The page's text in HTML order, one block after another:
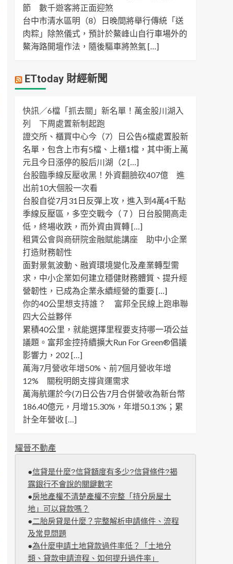
節 數千遊客將正面迎煞
台中市清水區明（8）日晚間將舉行傳統「送
肉粽」除煞儀式，預計於鰲峰山自行車場外的
鰲海路開壇作法，隨後驅車將煞氣 […]
ETtoday 財經新聞
快訊／6檔「抓去關」新名單！萬金股川湖入
列 下周處置新制起跑
證交所、櫃買中心今（7）日公告6檔處置股新
名單，包含上市有5檔、上櫃1檔，其中衝上萬
元且今日漲停的股后川湖（2 […]
台股臨季線反壓收黑！外資翻臉砍407億 進
出前10大個股一次看
台股自從7月31日反彈上攻，進入到4萬4千點
季線反壓區，多空交戰今（７）日台股開高走
低，終場收跌，而外資由買轉 […]
租賃公會與商研院金融賦能講座 助中小企業
打造財務韌性
面對景氣波動、融資環境變化及產業轉型需
求，中小企業如何建立穩健財務體質、提升經
營韌性，已成為企業永續經營的重要 […]
你的40公里想支持誰？ 富邦全民線上跑串聯
四大公益夥伴
累積40公里，就能選擇里程要支持哪一項公益
議題。富邦金控持續擴大Run For Green®倡議
影響力，202 […]
萬海7月營收年增50%、前7個月營收年增
12% 關稅明朗支撐貨運需求
萬海航運於今(7)日公告7月合併營收為新台幣
186.40億元，月增15.30%，年增50.13%；累
計全年營收 […]
耀晉不動產
●信貸是什麼?信貸額度有多少?信貸條件?揭
露銀行不會說的關鍵數字
●房地產權不清楚產權不完整「持分房屋土
地」可以貸款嗎？
●二胎房貸是什麼？完整解析申請條件、流程
及常見問題
●為什麼申請土地貸款過件率低？「土地分
類、貸款申請流程、如何提升過件率」